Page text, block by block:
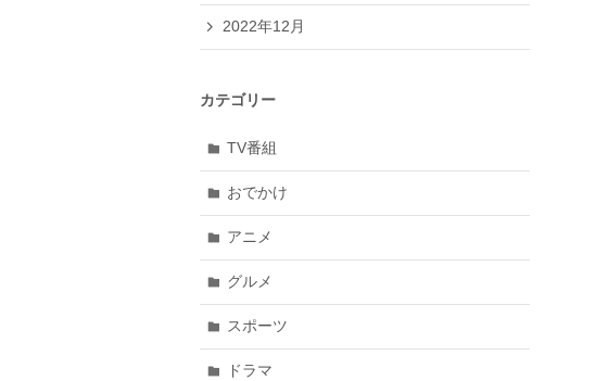
2022年12月
カテゴリー
TV番組
おでかけ
アニメ
グルメ
スポーツ
ドラマ